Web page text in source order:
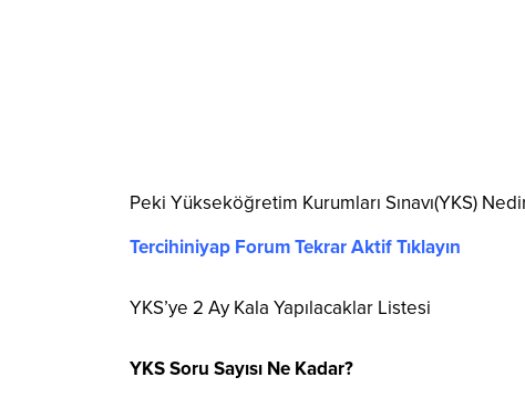
Peki Yükseköğretim Kurumları Sınavı(YKS)
Tercihiniyap Forum Tekrar Aktif Tıklayın
YKS’ye 2 Ay Kala Yapılacaklar Listesi
YKS Soru Sayısı Ne Kadar?